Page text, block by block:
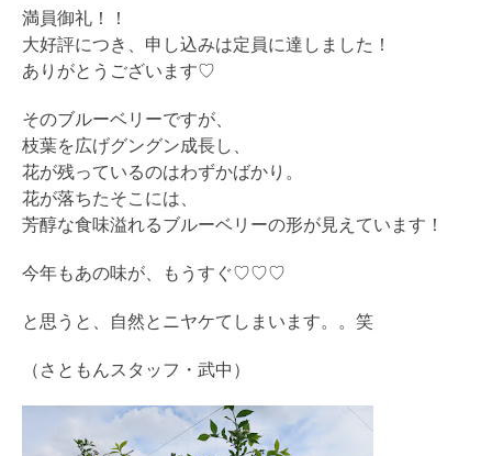
満員御礼！！
大好評につき、申し込みは定員に達しました！
ありがとうございます♡
そのブルーベリーですが、
枝葉を広げグングン成長し、
花が残っているのはわずかばかり。
花が落ちたそこには、
芳醇な食味溢れるブルーベリーの形が見えています！
今年もあの味が、もうすぐ♡♡♡
と思うと、自然とニヤケてしまいます。。笑
（さともんスタッフ・武中）